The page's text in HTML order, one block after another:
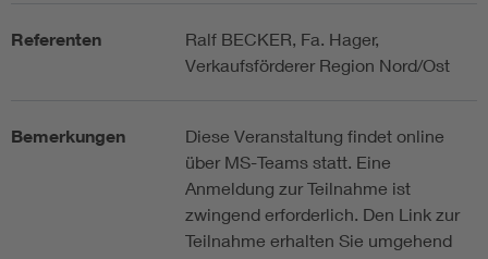
Referenten
Ralf BECKER, Fa. Hager,
Verkaufsförderer Region Nord/Ost
Bemerkungen
Diese Veranstaltung findet online
über MS-Teams statt. Eine
Anmeldung zur Teilnahme ist
zwingend erforderlich. Den Link zur
Teilnahme erhalten Sie umgehend